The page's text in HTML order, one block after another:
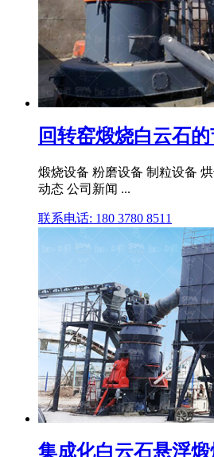
回转窑煅烧白云石的
煅烧设备 粉磨设备 制粒设备
动态 公司新闻 ...
联系电话: 180 3780 8511
集成化白云石悬浮